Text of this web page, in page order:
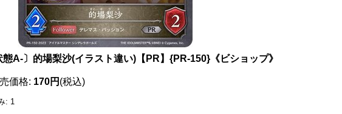
態A-〕的場梨沙(イラスト違い)【PR】{PR-150}《ビショップ》
価格: 170円 (税込)
: 1